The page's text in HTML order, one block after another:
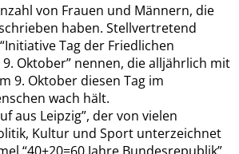
von Frauen und Männern, die
haben. Stellvertretend
Tag der Friedlichen
Oktober” nennen, die alljährlich mit
9. Oktober diesen Tag im
wach hält.
aus Leipzig”, der von vielen
Kultur und Sport unterzeichnet